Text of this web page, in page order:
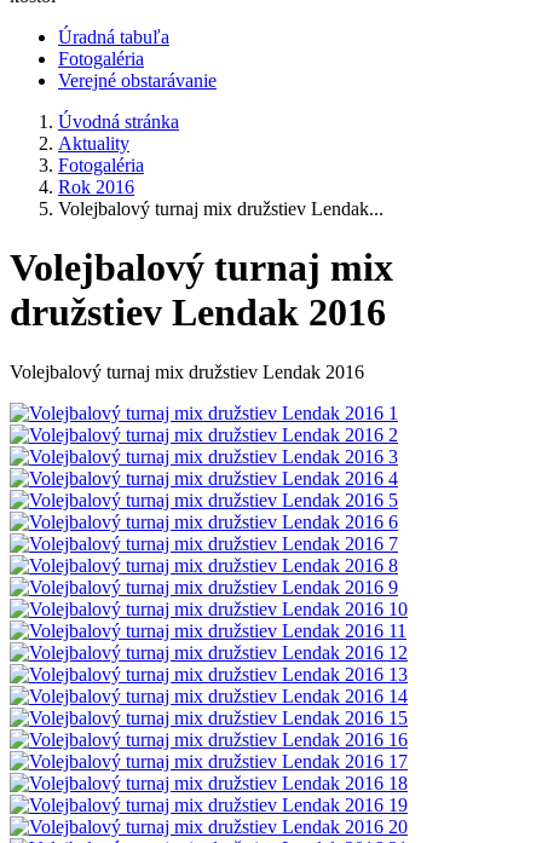
Úradná tabuľa
Fotogaléria
Verejné obstarávanie
Úvodná stránka
Aktuality
Fotogaléria
Rok 2016
Volejbalový turnaj mix družstiev Lendak...
Volejbalový turnaj mix
družstiev Lendak 2016
Volejbalový turnaj mix družstiev Lendak 2016